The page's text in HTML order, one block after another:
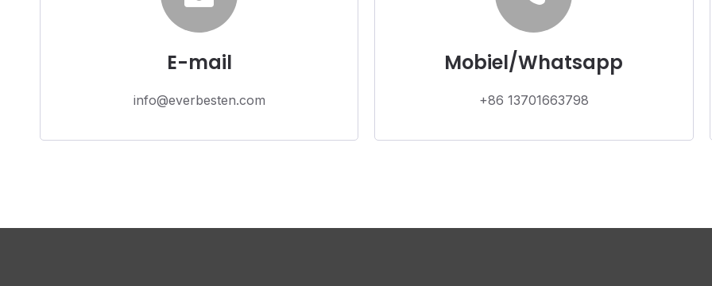
E-mail
info@everbesten.com
Mobiel/Whatsapp
+86 13701663798